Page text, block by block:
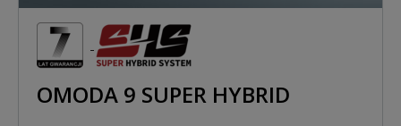
OMODA 9 SUPER HYBRID